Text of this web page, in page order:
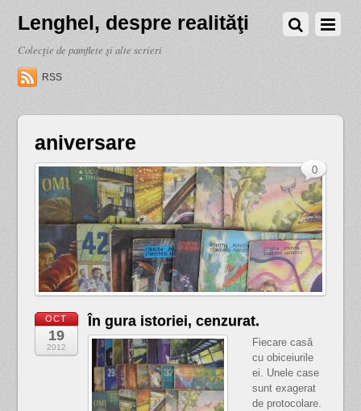
Lenghel, despre realităţi
Colecţie de pamflete şi alte scrieri
RSS
aniversare
OCT
19
2012
În gura istoriei, cenzurat.
Fiecare casă
cu obiceiurile
ei. Unele case
sunt exagerat
de protocolare.
0